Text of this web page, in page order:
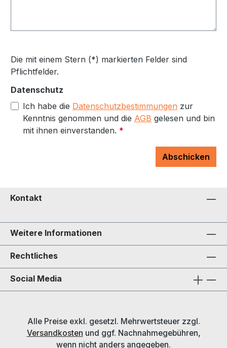
Die mit einem Stern (*) markierten Felder sind
Pflichtfelder.
Datenschutz
Ich habe die Datenschutzbestimmungen zur
Kenntnis genommen und die AGB gelesen und bin
mit ihnen einverstanden. *
Abschicken
Kontakt
Weitere Informationen
Rechtliches
Social Media
Alle Preise exkl. gesetzl. Mehrwertsteuer zzgl.
Versandkosten und ggf. Nachnahmegebühren,
wenn nicht anders angegeben.